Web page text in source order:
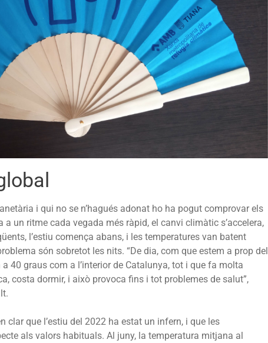
i qui no se n’hagués adonat ho ha pogut comprovar els
a un ritme cada vegada més ràpid, el canvi climàtic s’accelera,
l’estiu comença abans, i les temperatures van batent
són sobretot les nits. “De dia, com que estem a prop del
40 graus com a l’interior de Catalunya, tot i que fa molta
costa dormir, i això provoca fins i tot problemes de salut”,
clar que l’estiu del 2022 ha estat un infern, i que les
als valors habituals. Al juny, la temperatura mitjana al